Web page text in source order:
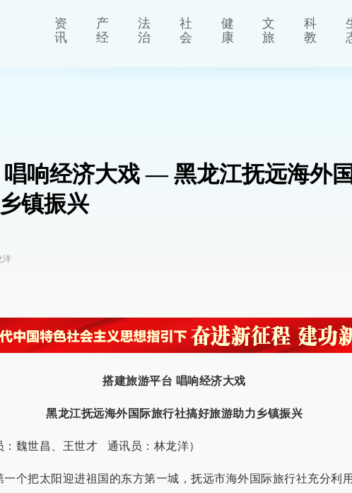
资
讯
产
经
法
治
社
会
健
康
文
旅
科
教
响经济大戏 — 黑龙江抚远海外
镇振兴
洋
搭建旅游平台 唱响经济大戏
黑龙江抚远海外国际旅行社搞好旅游助力乡镇振兴
魏世昌、王世才 通讯员：林龙洋）
个把太阳迎进祖国的东方第一城，抚远市海外国际旅行社充分利